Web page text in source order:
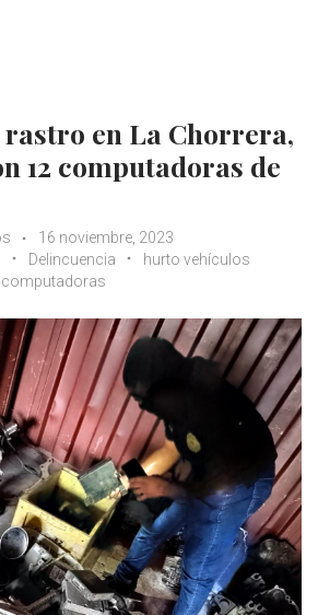
en La Chorrera,
12 computadoras de
16 noviembre, 2023
Delincuencia
hurto vehículos